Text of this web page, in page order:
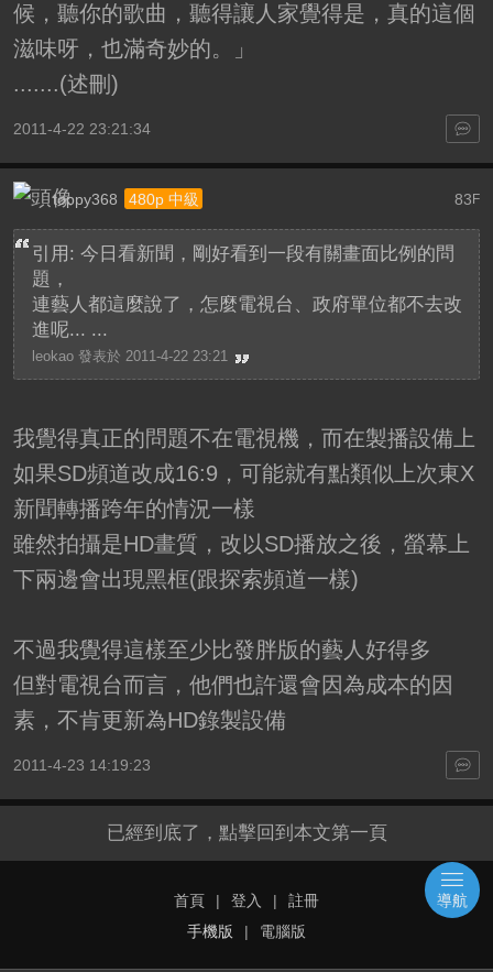
候，聽你的歌曲，聽得讓人家覺得是，真的這個
滋味呀，也滿奇妙的。」
.......(述刪)
2011-4-22 23:21:34
83F
toppy368 480p 中級
引用: 今日看新聞，剛好看到一段有關畫面比例的問
題，
連藝人都這麼說了，怎麼電視台、政府單位都不去改
進呢... ...
leokao 發表於 2011-4-22 23:21
我覺得真正的問題不在電視機，而在製播設備上
如果SD頻道改成16:9，可能就有點類似上次東X
新聞轉播跨年的情況一樣
雖然拍攝是HD畫質，改以SD播放之後，螢幕上
下兩邊會出現黑框(跟探索頻道一樣)
不過我覺得這樣至少比發胖版的藝人好得多
但對電視台而言，他們也許還會因為成本的因
素，不肯更新為HD錄製設備
2011-4-23 14:19:23
已經到底了，點擊回到本文第一頁
首頁 | 登入 |
註冊
手機版
| 電腦版
導航